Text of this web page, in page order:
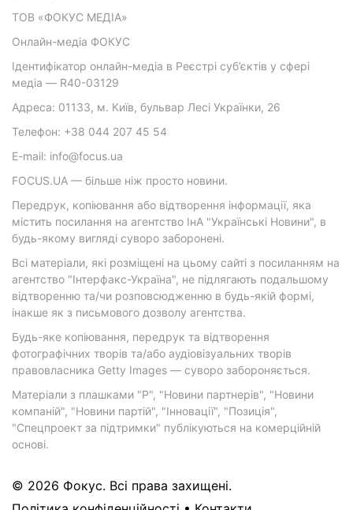
ТОВ «ФОКУС МЕДІА»
Онлайн-медіа ФОКУС
Ідентифікатор онлайн-медіа в Реєстрі суб’єктів у сфері
медіа — R40-03129
Адреса: 01133, м. Київ, бульвар Лесі Українки, 26
Телефон: +38 044 207 45 54
E-mail: info@focus.ua
FOCUS.UA — більше ніж просто новини.
Передрук, копіювання або відтворення інформації, яка
містить посилання на агентство ІнА "Українські Новини", в
будь-якому вигляді суворо заборонені.
Всі матеріали, які розміщені на цьому сайті з посиланням на
агентство "Інтерфакс-Україна", не підлягають подальшому
відтворенню та/чи розповсюдженню в будь-якій формі,
інакше як з письмового дозволу агентства.
Будь-яке копіювання, передрук та відтворення
фотографічних творів та/або аудіовізуальних творів
правовласника Getty Images — суворо забороняється.
Матеріали з плашками "Р", "Новини партнерів", "Новини
компаній", "Новини партій", "Інновації", "Позиція",
"Спецпроект за підтримки" публікуються на комерційній
основі.
© 2026 Фокус. Всі права захищені.